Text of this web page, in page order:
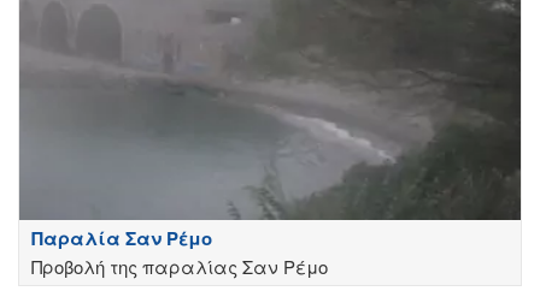
Παραλία Σαν Ρέμο
Προβολή της παραλίας Σαν Ρέμο